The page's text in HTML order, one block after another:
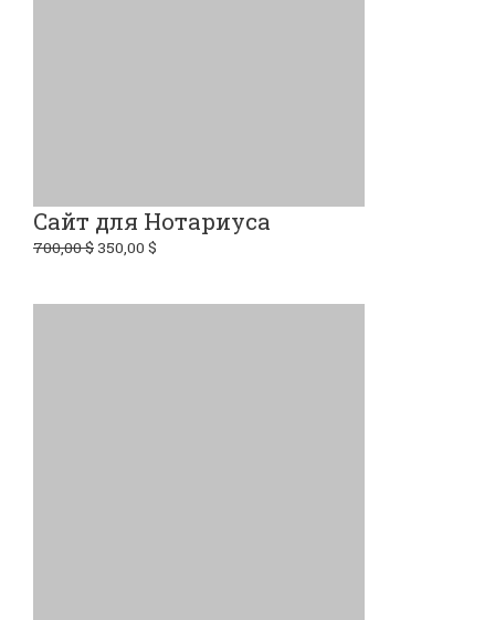
Сайт для Нотариуса
700,00$ 350,00 $